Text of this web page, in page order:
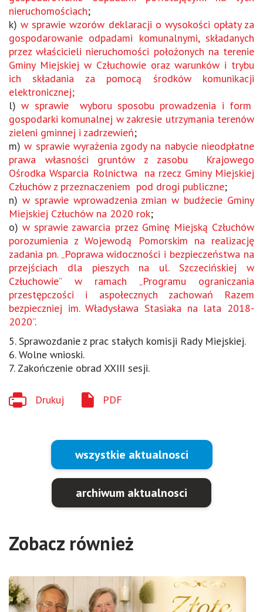
nieruchomościach;
k) w sprawie wzorów deklaracji o wysokości opłaty za
gospodarowanie odpadami komunalnymi, składanych
przez właścicieli nieruchomości położonych na terenie
Gminy Miejskiej w Człuchowie oraz warunków i trybu
ich składania za pomocą środków komunikacji
elektronicznej;
l)w sprawie wyboru sposobu prowadzenia i form
gospodarki komunalnej w zakresie utrzymania terenów
zieleni gminnej i zadrzewień;
m)w sprawie wyrażenia zgody na nabycie nieodpłatne
prawa własności gruntów z zasobu Krajowego
Ośrodka Wsparcia Rolnictwa na rzecz Gminy Miejskiej
Człuchów z przeznaczeniem pod drogi publiczne;
n) w sprawie wprowadzenia zmian w budżecie Gminy
Miejskiej Człuchów na 2020 rok;
o)w sprawie zawarcia przez Gminę Miejską Człuchów
porozumienia z Wojewodą Pomorskim na realizację
zadania pn. „Poprawa widoczności i bezpieczeństwa na
przejściach dla pieszych na ul. Szczecińskiej w
Człuchowie” w ramach „Programu ograniczania
przestępczości i aspołecznych zachowań Razem
bezpieczniej im. Władysława Stasiaka na lata 2018-
2020”.
5. Sprawozdanie z prac stałych komisji Rady Miejskiej.
6. Wolne wnioski.
7. Zakończenie obrad XXIII sesji.
Drukuj PDF
wszystkie aktualnosci
archiwum aktualnosci
Zobacz również